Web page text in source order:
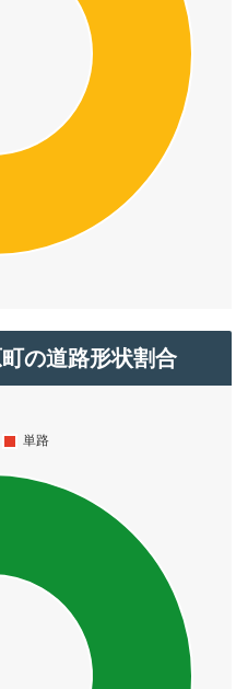
の道路形状割合